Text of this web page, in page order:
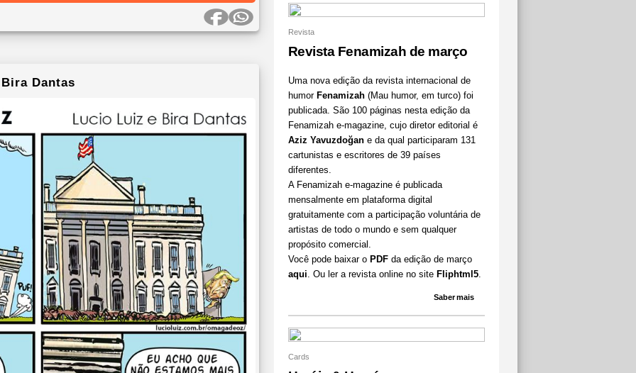
Bira Dantas
Revista
Revista Fenamizah de março
Uma nova edição da revista internacional de
humor Fenamizah(Mau humor, em turco) foi
publicada. São 100 páginas nesta edição da
Fenamizah e-magazine, cujo diretor editorial é
Aziz Yavuzdoğane da qual participaram 131
cartunistas e escritores de 39 países
diferentes.
A Fenamizah e-magazine é publicada
mensalmente em plataforma digital
gratuitamente com a participação voluntária de
artistas de todo o mundo e sem qualquer
propósito comercial.
Você pode baixar o PDFda edição de março
aqui. Ou ler a revista online no site Fliphtml5.
Saber mais
Cards